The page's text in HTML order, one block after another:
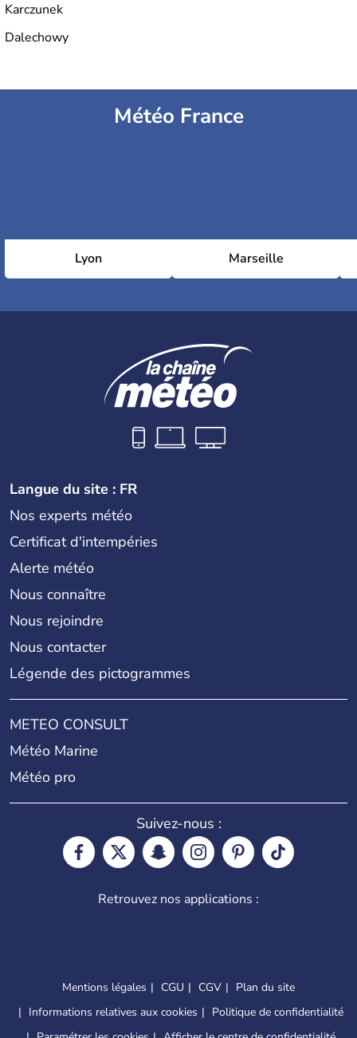
Karczunek
Dalechowy
Météo France
Lyon Marseille
Langue du site : FR
Nos experts météo
Certificat d'intempéries
Alerte météo
Nous connaître
Nous rejoindre
Nous contacter
Légende des pictogrammes
METEO CONSULT
Météo Marine
Météo pro
Suivez-nous :
Retrouvez nos applications :
Mentions légales CGU CGV
Plan du site
Informations relatives aux cookies
Politique de confidentialité